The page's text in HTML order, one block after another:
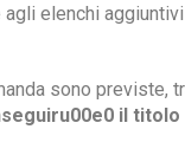
elenchi
sono previste,
il titolo